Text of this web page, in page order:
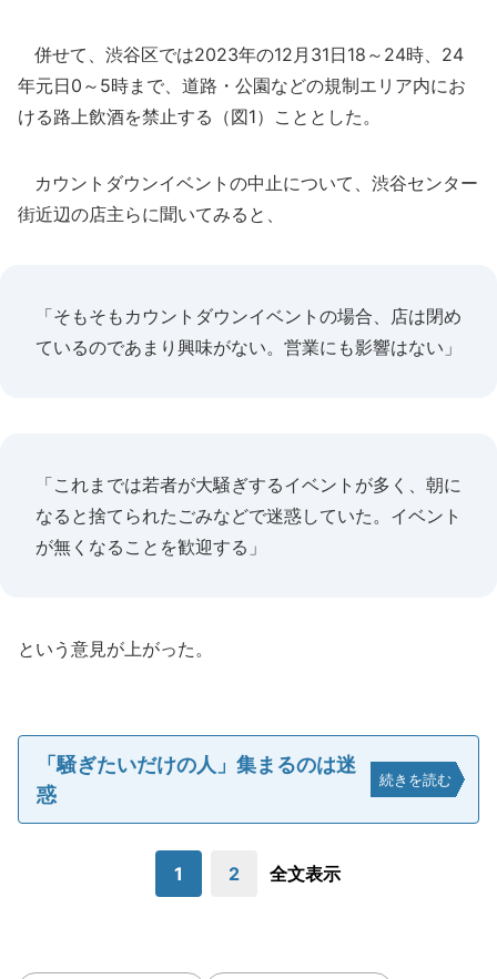
併せて、渋谷区では2023年の12月31日18～24時、24
年元日0～5時まで、道路・公園などの規制エリア内にお
ける路上飲酒を禁止する（図1）こととした。
カウントダウンイベントの中止について、渋谷センター
街近辺の店主らに聞いてみると、
「そもそもカウントダウンイベントの場合、店は閉め
ているのであまり興味がない。営業にも影響はない」
「これまでは若者が大騒ぎするイベントが多く、朝に
なると捨てられたごみなどで迷惑していた。イベント
が無くなることを歓迎する」
という意見が上がった。
「騒ぎたいだけの人」集まるのは迷
惑
続きを読む
1 2 全文表示